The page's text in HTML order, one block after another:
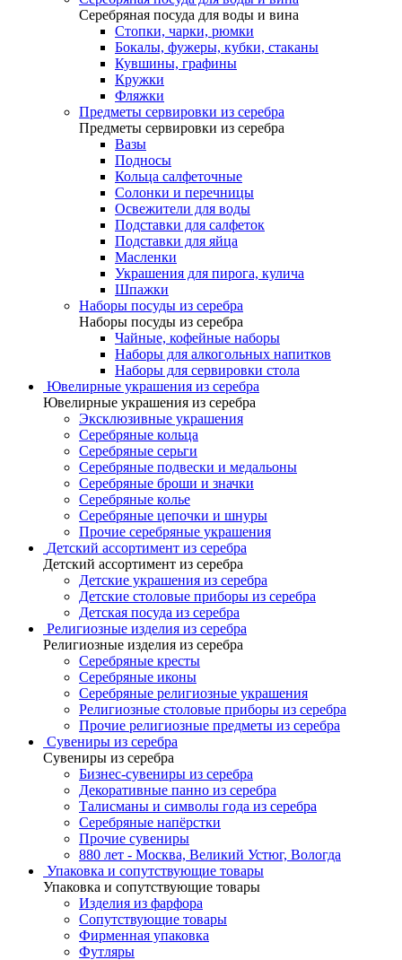
Серебряная посуда для воды и вина
Стопки, чарки, рюмки
Бокалы, фужеры, кубки, стаканы
Кувшины, графины
Кружки
Фляжки
Предметы сервировки из серебра
Предметы сервировки из серебра
Вазы
Подносы
Кольца салфеточные
Солонки и перечницы
Освежители для воды
Подставки для салфеток
Подставки для яйца
Масленки
Украшения для пирога, кулича
Шпажки
Наборы посуды из серебра
Наборы посуды из серебра
Чайные, кофейные наборы
Наборы для алкогольных напитков
Наборы для сервировки стола
Ювелирные украшения из серебра
Ювелирные украшения из серебра
Эксклюзивные украшения
Серебряные кольца
Серебряные серьги
Серебряные подвески и медальоны
Серебряные броши и значки
Серебряные колье
Серебряные цепочки и шнуры
Прочие серебряные украшения
Детский ассортимент из серебра
Детский ассортимент из серебра
Детские украшения из серебра
Детские столовые приборы из серебра
Детская посуда из серебра
Религиозные изделия из серебра
Религиозные изделия из серебра
Серебряные кресты
Серебряные иконы
Серебряные религиозные украшения
Религиозные столовые приборы из серебра
Прочие религиозные предметы из серебра
Сувениры из серебра
Сувениры из серебра
Бизнес-сувениры из серебра
Декоративные панно из серебра
Талисманы и символы года из серебра
Серебряные напёрстки
Прочие сувениры
880 лет - Москва, Великий Устюг, Вологда
Упаковка и сопутствующие товары
Упаковка и сопутствующие товары
Изделия из фарфора
Сопутствующие товары
Фирменная упаковка
Футляры